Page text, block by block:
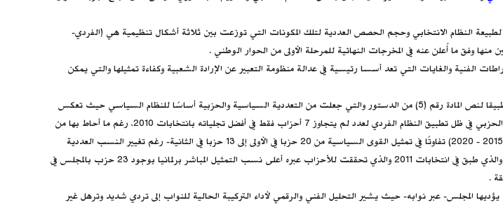
النظام الانتخابي وحجم الحصص العددية لتلك المكونات التي توزعت بين ثلاثة أشكال تنظيمية هي (الفردي-
منها وفق ما أُعلن عنه في المخرجات النهائية للمرحلة الأولى من الحوار الوطني .
الفنية والغايات التي تعد أسسا رئيسية في عدالة منظومة التعبير عن الإرادة الشعبية وكفاءة تمثيلها والتي يمكن
أولا: مدى كفاءة هذا النظام في التعبير عن المكونات السياسية للمجتمع والمتمثلة في صورة أحزاب أو حركات تطبيقا لنص المادة رقم (5) من الدستور والتي جعلت من التعددية السياسية والحزبية أساسًا للنظام السياسي حيث تعكس
النماذج التطبيقية للانتخابات المصرية اضطرابًا وتناقضًا كارثيًا في تحقيق هذا الهدف بداية من تقلص التمثيل الحزبي في ظل تطبيق النظام الفردي لعدد لم يتجاوز 7 أحزاب فقط في أفضل تجلياته بانتخابات 2010، رغم ما أحاط بها من
شبهات، ومرورًا بما شهدته تجارب تطبيق النظام المختلط (الفردي+ القوائم المطلقة) الذي طبق في انتخابات (2015 - 2020) تفاوتًا في تمثيل القوى السياسية من 20 حزبا في الأولى إلى 13 حزبا في الثانية- رغم تغيير النسب العددية
لحصة كل نظام ووجود قائمة انتخابية مهيمنة- وصولا للنموذج التطبيقي الثالث (الفردي + القوائم النسبية) والذي طبق في انتخابات 2011 والذي تحققت للأحزاب عبره أعلى نسب التمثيل المباشر برلمانيا بوجود 23 حزب بالمجلس في
.
البرلمانية للأدوار المنصوص عليها في المادة (101) من الدستور والتي تحدد 5 أدوار رئيسية يؤديها المجلس- عبر نوابه- حيث يشير التحليل الفني والرقمي لأداء التركيبة الحالية للنواب إلى تردي شديد وترهل غير